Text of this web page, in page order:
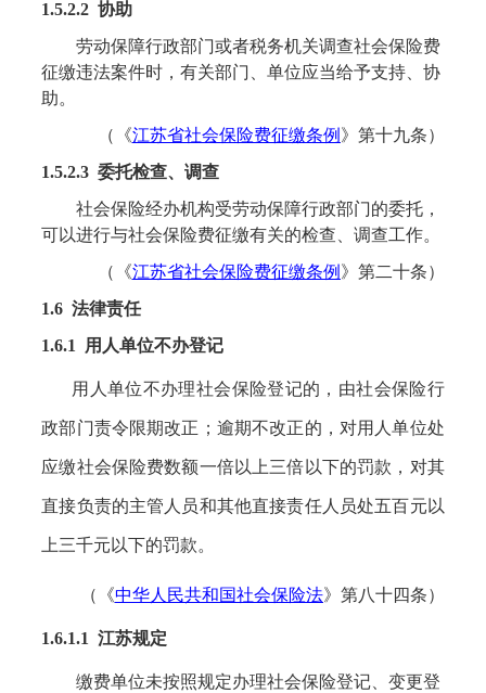
1.5.2.2 协助
劳动保障行政部门或者税务机关调查社会保险费
征缴违法案件时，有关部门、单位应当给予支持、协
助。
（《江苏省社会保险费征缴条例 》 第十九条）
1.5.2.3 委托检查、调查
社会保险经办机构受劳动保障行政部门的委托，
可以进行与社会保险费征缴有关的检查、调查工作。
（《江苏省社会保险费征缴条例 》 第二十条）
1.6 法律责任
1.6.1 用人单位不办登记
用人单位不办理社会保险登记的，由社会保险行
政部门责令限期改正；逾期不改正的，对用人单位处
应缴社会保险费数额一倍以上三倍以下的罚款，对其
直接负责的主管人员和其他直接责任人员处五百元以
上三千元以下的罚款。
（《中华人民共和国社会保险法》第八十四条）
1.6.1.1 江苏规定
缴费单位未按照规定办理社会保险登记、变更登